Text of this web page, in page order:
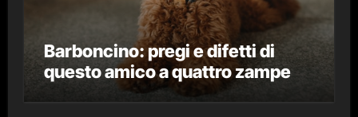
Barboncino: pregi e difetti di
questo amico a quattro zampe